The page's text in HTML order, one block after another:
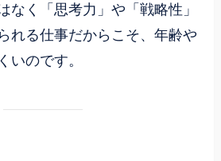
なく「思考力」や「戦略性」
れる仕事だからこそ、年齢や
いのです。